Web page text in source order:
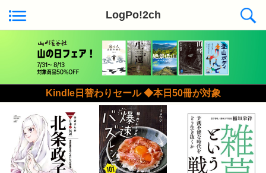
LogPo!2ch
Kindle日替わりセール ◆本日50冊が対象